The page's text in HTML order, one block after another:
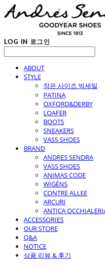
LOG IN 로그인
ABOUT
STYLE
작은 사이즈 빅세일
PATINA
OXFORD&DERBY
LOAFER
BOOTS
SNEAKERS
VASS SHOES
BRAND
ANDRES SENDRA
VASS SHOES
ANIMAS CODE
WIGÉNS
CONTRE ALLEE
ARCURI
ANTICA
ACCESSORIES
OUR STORE
Q&A
NOTICE
상품 리뷰 & 후기